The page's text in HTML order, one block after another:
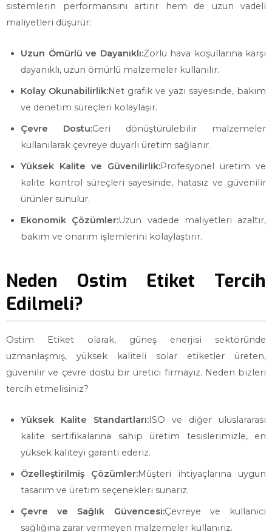
sistemlerin performansını artırır hem de uzun vadeli
maliyetleri düşürür:
Uzun Ömürlü ve Dayanıklı:Zorlu hava koşullarına karşı
dayanıklı, uzun ömürlü malzemeler kullanılır.
Kolay Okunabilirlik:Net grafik ve yazı sayesinde, bakım
ve denetim süreçleri kolaylaşır.
Çevre Dostu:Geri dönüştürülebilir malzemeler
kullanılarak çevreye duyarlı üretim sağlanır.
Yüksek Kalite ve Güvenilirlik:Profesyonel üretim ve
kalite kontrol süreçleri sayesinde, hatasız ve güvenilir
ürünler sunulur.
Ekonomik Çözümler:Uzun vadede maliyetleri azaltır,
bakım ve onarım işlemlerini kolaylaştırır.
Neden Ostim Etiket Tercih
Edilmeli?
Ostim Etiket olarak, güneş enerjisi sektöründe
uzmanlaşmış, yüksek kaliteli solar etiketler üreten,
güvenilir ve çevre dostu bir üretici firmayız. Neden bizleri
tercih etmelisiniz?
Yüksek Kalite Standartları:ISO ve diğer uluslararası
kalite sertifikalarına sahip üretim tesislerimizle, en
yüksek kaliteyi garanti ederiz.
Özelleştirilmiş Çözümler:Müşteri ihtiyaçlarına uygun
tasarım ve üretim seçenekleri sunarız.
Çevre ve Sağlık Güvencesi:Çevreye ve kullanıcı
sağlığına zarar vermeyen malzemeler kullanırız.